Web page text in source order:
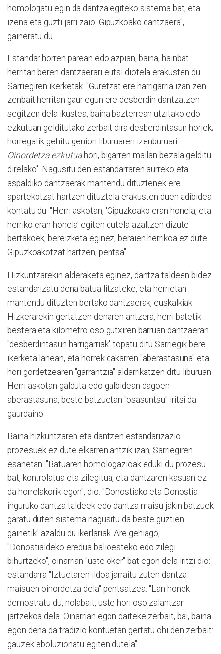
homologatu egin da dantza egiteko sistema bat, eta
izena eta guzti jarri zaio: Gipuzkoako dantzaera",
gaineratu du.
Estandar horren parean edo azpian, baina, hainbat
herritan beren dantzaerari eutsi diotela erakusten du
Sarriegiren ikerketak. "Guretzat ere harrigarria izan zen
zenbait herritan gaur egun ere desberdin dantzatzen
segitzen dela ikustea, baina bazterrean utzitako edo
ezkutuan gelditutako zerbait dira desberdintasun horiek;
horregatik gehitu genion liburuaren izenburuari
Oinordetza ezkutuahori, bigarren mailan bezala gelditu
direlako". Nagusitu den estandarraren aurreko eta
aspaldiko dantzaerak mantendu dituztenek ere
apartekotzat hartzen dituztela erakusten duen adibidea
kontatu du: "Herri askotan, 'Gipuzkoako eran honela, eta
herriko eran honela' egiten dutela azaltzen dizute
bertakoek, bereizketa eginez; beraien herrikoa ez dute
Gipuzkoakotzat hartzen, pentsa".
Hizkuntzarekin alderaketa eginez, dantza taldeen bidez
estandarizatu dena batua litzateke, eta herrietan
mantendu dituzten bertako dantzaerak, euskalkiak.
Hizkerarekin gertatzen denaren antzera, herri batetik
bestera eta kilometro oso gutxiren barruan dantzaeran
"desberdintasun harrigarriak" topatu ditu Sarriegik bere
ikerketa lanean, eta horrek dakarren "aberastasuna" eta
hori gordetzearen "garrantzia" aldarrikatzen ditu liburuan.
Herri askotan galduta edo galbidean dagoen
aberastasuna, beste batzuetan "osasuntsu" iritsi da
gaurdaino.
Baina hizkuntzaren eta dantzen estandarizazio
prozesuek ez dute elkarren antzik izan, Sarriegiren
esanetan. "Batuaren homologazioak eduki du prozesu
bat, kontrolatua eta zilegitua, eta dantzaren kasuan ez
da horrelakorik egon", dio. "Donostiako eta Donostia
inguruko dantza taldeek edo dantza maisu jakin batzuek
garatu duten sistema nagusitu da beste guztien
gainetik" azaldu du ikerlariak. Are gehiago,
"Donostialdeko eredua balioesteko edo zilegi
bihurtzeko", oinarrian "uste oker" bat egon dela iritzi dio:
estandarra "Iztuetaren ildoa jarraitu zuten dantza
maisuen oinordetza dela" pentsatzea. "Lan honek
demostratu du, nolabait, uste hori oso zalantzan
jartzekoa dela. Oinarrian egon daiteke zerbait, bai, baina
egon dena da tradizio kontuetan gertatu ohi den zerbait:
gauzek eboluzionatu egiten dutela".